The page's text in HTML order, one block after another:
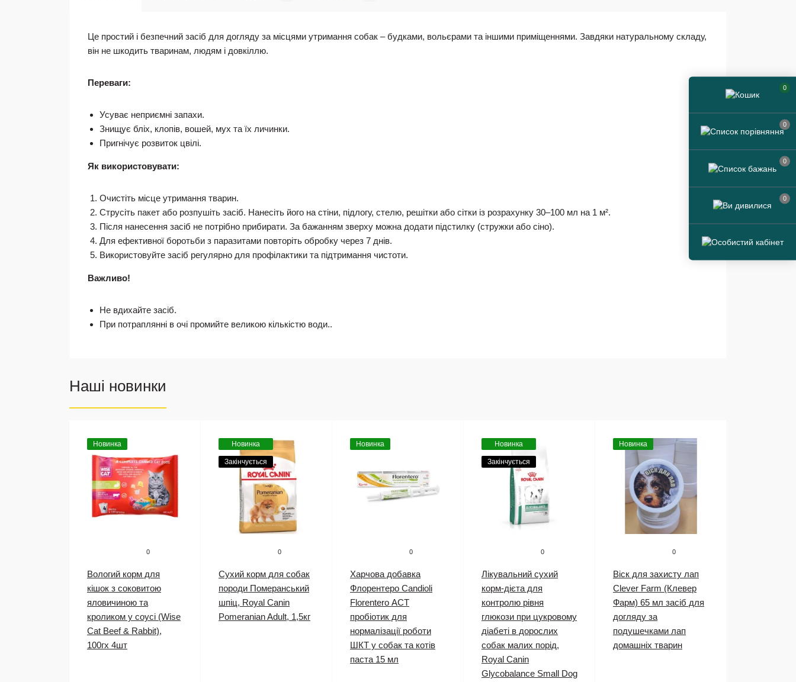
0
0
0
0
Це простий і безпечний засіб для догляду за місцями утримання собак – будками, вольєрами та іншими приміщеннями. Завдяки натуральному складу,
він не шкодить тваринам, людям і довкіллю.
Переваги:
Усуває неприємні запахи.
Знищує бліх, клопів, вошей, мух та їх личинки.
Пригнічує розвиток цвілі.
Як використовувати:
Очистіть місце утримання тварин.
Струсіть пакет або розпушіть засіб. Нанесіть його на стіни, підлогу, стелю, решітки або сітки із розрахунку 30–100 мл на 1 м².
Після нанесення засіб не потрібно прибирати. За бажанням зверху можна додати підстилку (стружки або сіно).
Для ефективної боротьби з паразитами повторіть обробку через 7 днів.
Використовуйте засіб регулярно для профілактики та підтримання чистоти.
Важливо!
Не вдихайте засіб.
При потраплянні в очі промийте великою кількістю води..
Наші новинки
Новинка
0
Вологий корм для
кішок з соковитою
яловичиною та
кроликом у соусі (Wise
Cat Beef & Rabbit),
100гх 4шт
Новинка
Закінчується
0
Сухий корм для собак
породи Померанський
шпіц, Royal Canin
Pomeranian Adult, 1,5кг
Новинка
0
Харчова добавка
Флорентеро Candioli
Florentero АСТ
пробіотик для
нормалізації роботи
ШКТ у собак та котів
паста 15 мл
Новинка
Закінчується
0
Лікувальний сухий
корм-дієта для
контролю рівня
глюкози при цукровому
діабеті в дорослих
собак малих порід,
Royal Canin
Glycobalance Small Dog
Новинка
0
Віск для захисту лап
Clever Farm (Клевер
Фарм) 65 мл засіб для
догляду за
подушечками лап
домашніх тварин